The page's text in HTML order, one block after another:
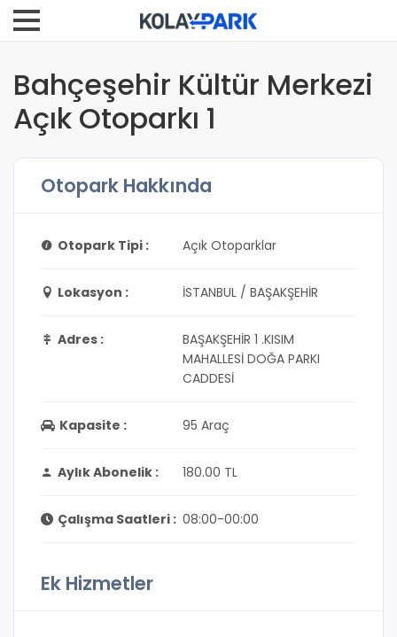
Bahçeşehir Kültür Merkezi
Açık Otoparkı 1
Otopark Hakkında
Otopark Tipi : Açık Otoparklar
Lokasyon : İSTANBUL / BAŞAKŞEHİR
Adres :
BAŞAKŞEHİR 1 .KISIM
MAHALLESİ DOĞA PARKI
CADDESİ
Kapasite : 95 Araç
Aylık Abonelik : 180.00 TL
Çalışma Saatleri : 08:00-00:00
Ek Hizmetler